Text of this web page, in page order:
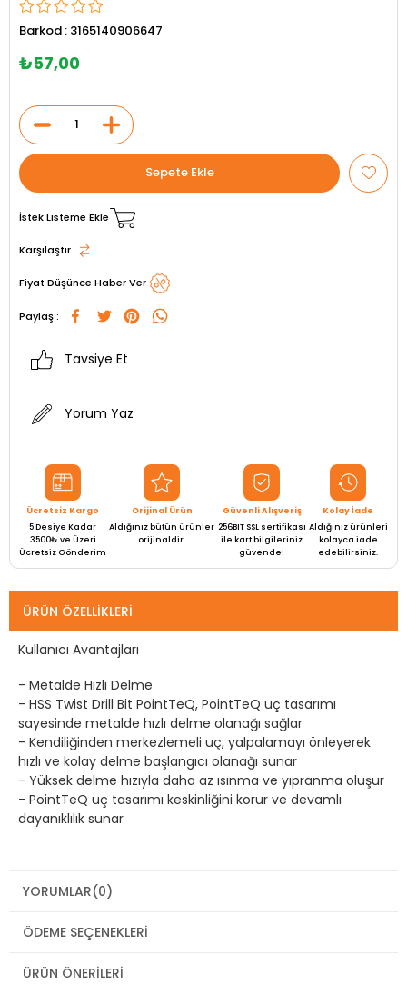
Barkod : 3165140906647
₺57,00
İstek Listeme Ekle
Karşılaştır
Fiyat Düşünce Haber Ver
Paylaş :
Tavsiye Et
Yorum Yaz
Ücretsiz Kargo
5 Desiye Kadar
3500₺ ve Üzeri
Ücretsiz Gönderim
Orijinal Ürün
Aldığınız bütün ürünler
orijinaldir.
Güvenli Alışveriş
256BIT SSL sertifikası
ile kart bilgileriniz
güvende!
Kolay İade
Aldığınız ürünleri
kolayca iade
edebilirsiniz.
ÜRÜN ÖZELLIKLERI
Kullanıcı Avantajları
- Metalde Hızlı Delme
- HSS Twist Drill Bit PointTeQ, PointTeQ uç tasarımı
sayesinde metalde hızlı delme olanağı sağlar
- Kendiliğinden merkezlemeli uç, yalpalamayı önleyerek
hızlı ve kolay delme başlangıcı olanağı sunar
- Yüksek delme hızıyla daha az ısınma ve yıpranma oluşur
- PointTeQ uç tasarımı keskinliğini korur ve devamlı
dayanıklılık sunar
YORUMLAR(0)
ÖDEME SEÇENEKLERI
ÜRÜN ÖNERILERI